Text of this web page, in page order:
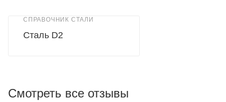
СПРАВОЧНИК СТАЛИ
Сталь D2
Смотреть все отзывы